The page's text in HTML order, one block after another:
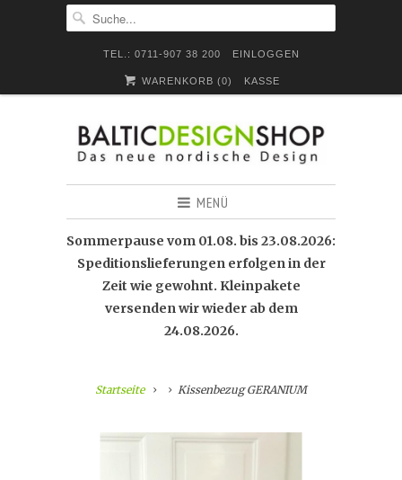
TEL.: 0711-907 38 200 EINLOGGEN
WARENKORB (0) KASSE
MENÜ
Sommerpause vom 01.08. bis 23.08.2026:
Speditionslieferungen erfolgen in der
Zeit wie gewohnt. Kleinpakete
versenden wir wieder ab dem
24.08.2026.
Startseite Kissenbezug GERANIUM